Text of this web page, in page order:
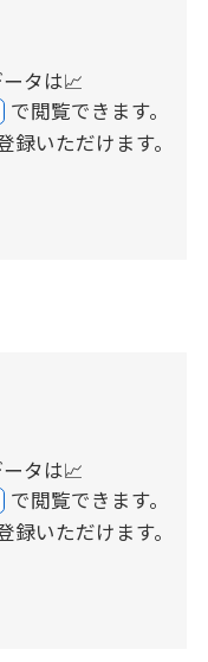
タは📈
で閲覧できます。
いただけます。
タは📈
で閲覧できます。
いただけます。